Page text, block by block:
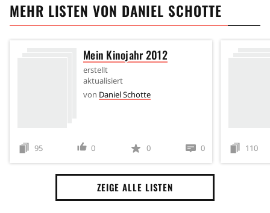
MEHR LISTEN VON DANIEL SCHOTTE
Mein Kinojahr 2012
erstellt
aktualisiert
von Daniel Schotte
95 0 0 0 110
ZEIGE ALLE LISTEN